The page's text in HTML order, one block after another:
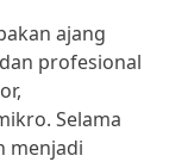
ajang
profesional
Selama
menjadi